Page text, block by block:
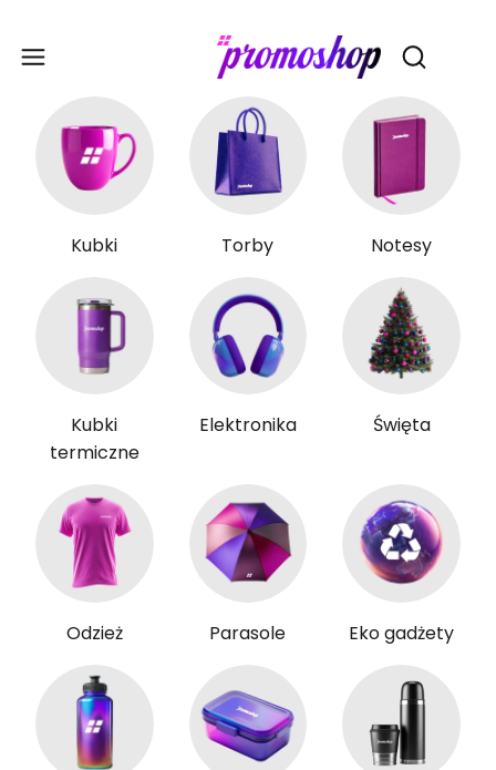
Otwórz
Kubki Torby Notesy
Kubki
termiczne
Elektronika Święta
Odzież Parasole Eko gadżety